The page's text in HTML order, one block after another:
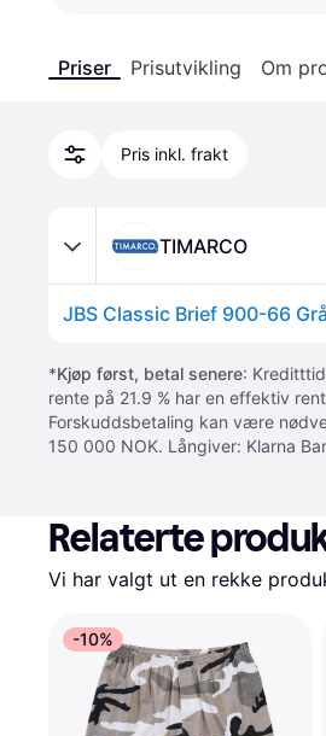
Priser Prisutvikling Om
Pris inkl. frakt
TIMARCO
JBS Classic Brief 900-66
*Kjøp først, betal senere:
rente på 21.9 % har en effektiv
Forskuddsbetaling kan være
150 000 NOK. Långiver: Klarna
Relaterte
Vi har valgt ut en rekke
-10%